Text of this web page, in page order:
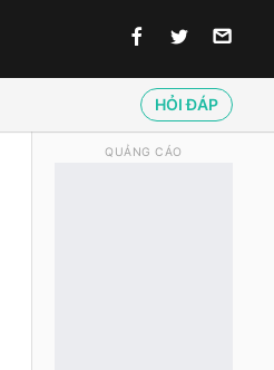
HỎI ĐÁP
QUẢNG CÁO